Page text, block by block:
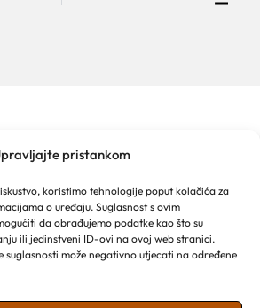
pristankom
koristimo tehnologije poput kolačića za
o uređaju. Suglasnost s ovim
da obrađujemo podatke kao što su
ili jedinstveni ID-ovi na ovoj web stranici.
suglasnosti može negativno utjecati na određene
16
info.hr
002/+385 21 650 076